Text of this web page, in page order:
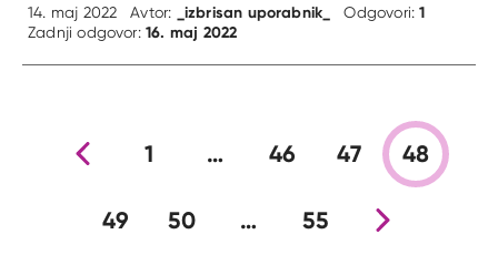
14. maj 2022 Avtor: _izbrisan uporabnik_ Odgovori:1
Zadnji odgovor:16. maj 2022
Prejšnja stran
1 … 46 47 48
49 50 … 55Nova stran